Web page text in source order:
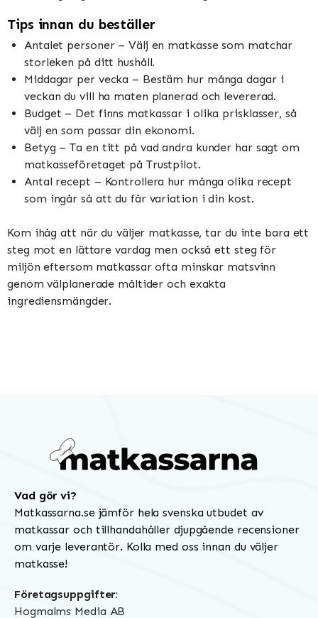
Tips innan du beställer
Antalet personer – Välj en matkasse som matchar
storleken på ditt hushåll.
Middagar per vecka – Bestäm hur många dagar i
veckan du vill ha maten planerad och levererad.
Budget – Det finns matkassar i olika prisklasser, så
välj en som passar din ekonomi.
Betyg – Ta en titt på vad andra kunder har sagt om
matkasseföretaget på Trustpilot.
Antal recept – Kontrollera hur många olika recept
som ingår så att du får variation i din kost.
Kom ihåg att när du väljer matkasse, tar du inte bara ett
steg mot en lättare vardag men också ett steg för
miljön eftersom matkassar ofta minskar matsvinn
genom välplanerade måltider och exakta
ingrediensmängder.
Vad gör vi?
Matkassarna.se jämför hela svenska utbudet av
matkassar och tillhandahåller djupgående recensioner
om varje leverantör. Kolla med oss innan du väljer
matkasse!
Företagsuppgifter:
Hogmalms Media AB